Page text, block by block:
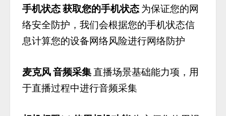
手机状态 获取您的手机状态 为保证您的网
络安全防护，我们会根据您的手机状态信
息计算您的设备网络风险进行网络防护
麦克风 音频采集 直播场景基础能力项，用
于直播过程中进行音频采集